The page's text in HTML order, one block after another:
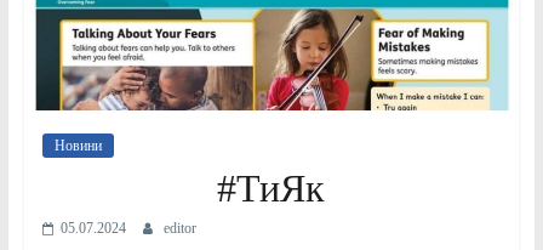
Новини
#ТиЯк
05.07.2024 editor